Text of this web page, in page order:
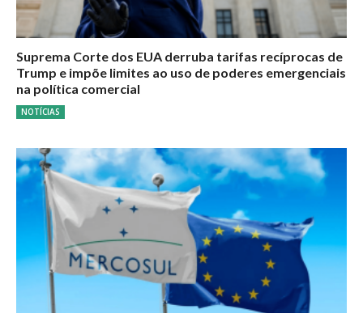
Suprema Corte dos EUA derruba tarifas recíprocas de
Trump e impõe limites ao uso de poderes emergenciais
na política comercial
NOTÍCIAS